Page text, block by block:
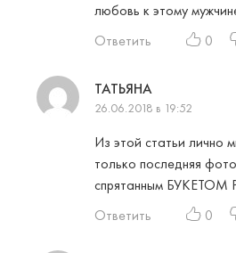
любовь к этому
Ответить
0
ТАТЬЯНА
26.06.2018 в 19:52
Из этой статьи лично
только последняя
спрятанным
Ответить
0